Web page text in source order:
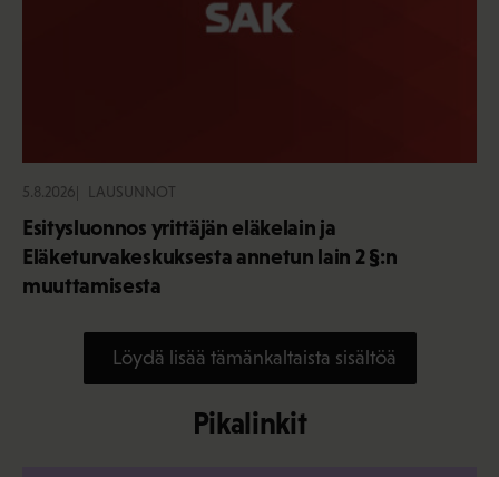
5.8.2026 LAUSUNNOT
Esitysluonnos yrittäjän eläkelain ja
Eläketurvakeskuksesta annetun lain 2 §:n
muuttamisesta
Löydä lisää tämänkaltaista sisältöä
Pikalinkit